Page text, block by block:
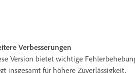
Verbesserungen
Version bietet wichtige
insgesamt für höhere Zuverlässigkeit.